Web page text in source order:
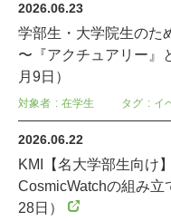
2026.06.23
学部生・大学院生のた
〜『アクチュアリー』
月9日）
対象者 在学生 タグ イ
2026.06.22
KMI【名大学部生向け
CosmicWatchの組み立
28日）